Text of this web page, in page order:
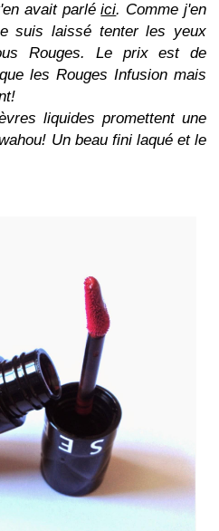
avait parléici. Comme j'en
suis laissé tenter les yeux
Rouges. Le prix est de
les Rouges Infusion mais
liquides promettent une
Un beau fini laqué et le